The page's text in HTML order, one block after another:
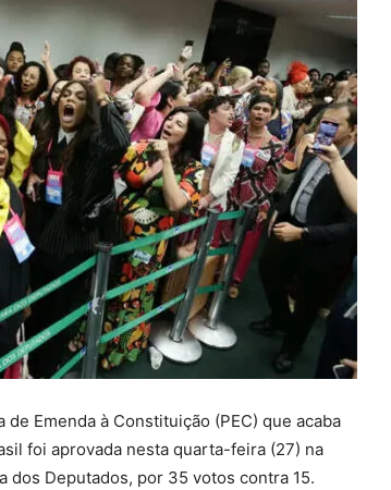
Emenda à Constituição (PEC) que acaba
foi aprovada nesta quarta-feira (27) na
dos Deputados, por 35 votos contra 15.